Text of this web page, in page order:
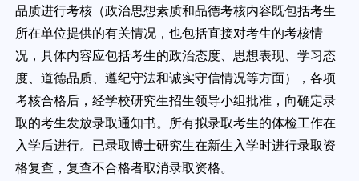
品质进行考核（政治思想素质和品德考核内容既包括考生
所在单位提供的有关情况，也包括直接对考生的考核情
况，具体内容应包括考生的政治态度、思想表现、学习态
度、道德品质、遵纪守法和诚实守信情况等方面），各项
考核合格后，经学校研究生招生领导小组批准，向确定录
取的考生发放录取通知书。所有拟录取考生的体检工作在
入学后进行。已录取博士研究生在新生入学时进行录取资
格复查，复查不合格者取消录取资格。